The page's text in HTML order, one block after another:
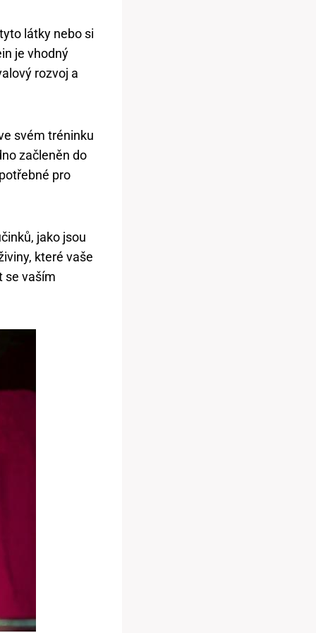
látky nebo si
je vhodný
rozvoj a
svém tréninku
začleněn do
pro
jako jsou
které vaše
se vaším